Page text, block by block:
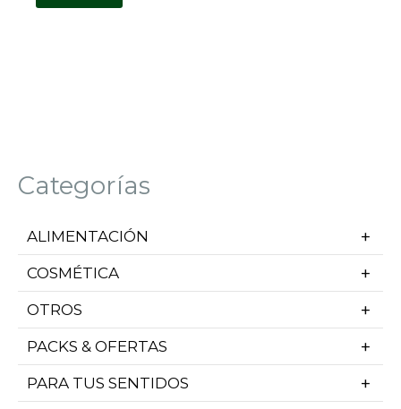
Categorías
ALIMENTACIÓN
COSMÉTICA
OTROS
PACKS & OFERTAS
PARA TUS SENTIDOS